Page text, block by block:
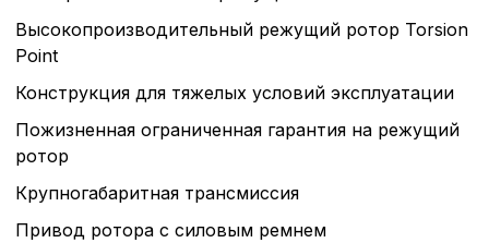
Высокопроизводительный режущий ротор Torsion
Point
Конструкция для тяжелых условий эксплуатации
Пожизненная ограниченная гарантия на режущий
ротор
Крупногабаритная трансмиссия
Привод ротора с силовым ремнем
согласие) в любое
настроек cookie».
параметров
списком файлов cookie